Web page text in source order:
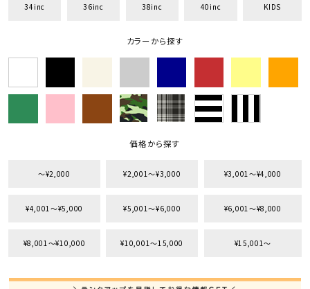
34inc 36inc 38inc 40inc KIDS
カラーから探す
価格から探す
〜¥2,000 ¥2,001〜¥3,000 ¥3,001〜¥4,000
¥4,001〜¥5,000 ¥5,001〜¥6,000 ¥6,001〜¥8,000
¥8,001〜¥10,000 ¥10,001〜15,000 ¥15,001〜